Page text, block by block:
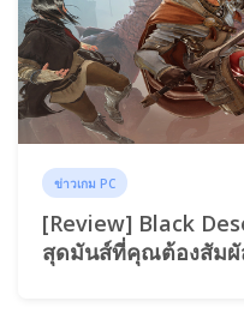
ข่าวเกม PC
[Review] Black
สุดมันส์ที่คุณต้องสัมผั